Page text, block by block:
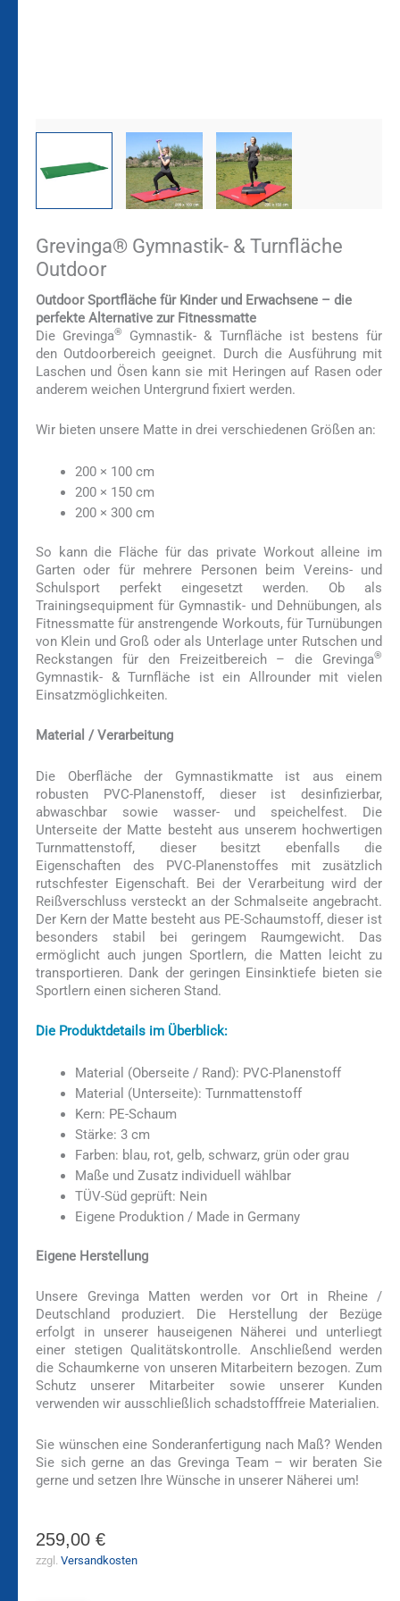
Grevinga® Gymnastik- & Turnfläche
Outdoor
Outdoor Sportfläche für Kinder und Erwachsene – die
perfekte Alternative zur Fitnessmatte
Die Grevinga®
Gymnastik- & Turnfläche ist bestens für
den Outdoorbereich geeignet. Durch die Ausführung mit
Laschen und Ösen kann sie mit Heringen auf Rasen oder
anderem weichen Untergrund fixiert werden.
Wir bieten unsere Matte in drei verschiedenen Größen an:
200 × 100 cm
200 × 150 cm
200 × 300 cm
So kann die Fläche für das private Workout alleine im
Garten oder für mehrere Personen beim Vereins- und
Schulsport perfekt eingesetzt werden. Ob als
Trainingsequipment für Gymnastik- und Dehnübungen, als
Fitnessmatte für anstrengende Workouts, für Turnübungen
von Klein und Groß oder als Unterlage unter Rutschen und
Reckstangen für den Freizeitbereich – die Grevinga®
Gymnastik- & Turnfläche ist ein Allrounder mit vielen
Einsatzmöglichkeiten.
Material / Verarbeitung
Die Oberfläche der Gymnastikmatte ist aus einem
robusten PVC-Planenstoff, dieser ist desinfizierbar,
abwaschbar sowie wasser- und speichelfest. Die
Unterseite der Matte besteht aus unserem hochwertigen
Turnmattenstoff, dieser besitzt ebenfalls die
Eigenschaften des PVC-Planenstoffes mit zusätzlich
rutschfester Eigenschaft. Bei der Verarbeitung wird der
Reißverschluss versteckt an der Schmalseite angebracht.
Der Kern der Matte besteht aus PE-Schaumstoff, dieser ist
besonders stabil bei geringem Raumgewicht. Das
ermöglicht auch jungen Sportlern, die Matten leicht zu
transportieren. Dank der geringen Einsinktiefe bieten sie
Sportlern einen sicheren Stand.
Die Produktdetails im Überblick:
Material (Oberseite / Rand): PVC-Planenstoff
Material (Unterseite): Turnmattenstoff
Kern: PE-Schaum
Stärke: 3 cm
Farben: blau, rot, gelb, schwarz, grün oder grau
Maße und Zusatz individuell wählbar
TÜV-Süd geprüft: Nein
Eigene Produktion / Made in Germany
Eigene Herstellung
Unsere Grevinga Matten werden vor Ort in Rheine /
Deutschland produziert. Die Herstellung der Bezüge
erfolgt in unserer hauseigenen Näherei und unterliegt
einer stetigen Qualitätskontrolle. Anschließend werden
die Schaumkerne von unseren Mitarbeitern bezogen. Zum
Schutz unserer Mitarbeiter sowie unserer Kunden
verwenden wir ausschließlich schadstofffreie Materialien.
Sie wünschen eine Sonderanfertigung nach Maß? Wenden
Sie sich gerne an das Grevinga Team – wir beraten Sie
gerne und setzen Ihre Wünsche in unserer Näherei um!
259,00 €
zzgl. Versandkosten